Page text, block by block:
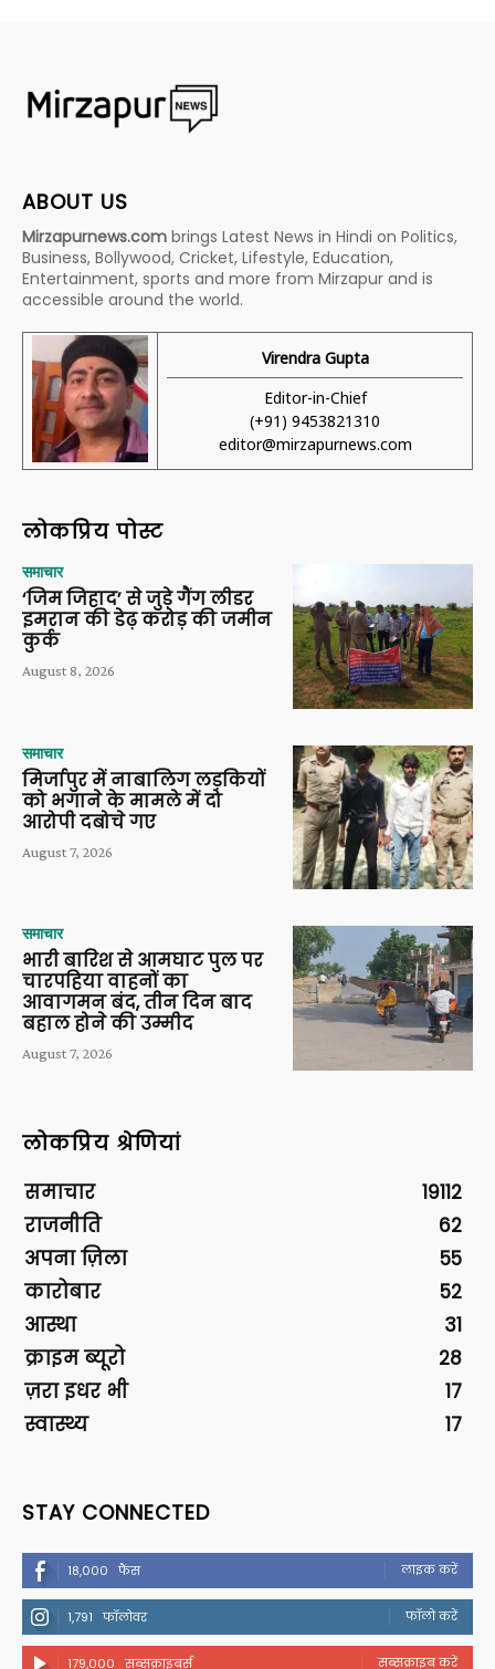
ABOUT US
Mirzapurnews.com brings Latest News in Hindi on Politics,
Business, Bollywood, Cricket, Lifestyle, Education,
Entertainment, sports and more from Mirzapur and is
accessible around the world.
Virendra Gupta
Editor-in-Chief
(+91) 9453821310
editor@mirzapurnews.com
लोकप्रिय पोस्ट
समाचार
‘जिम जिहाद’ से जुड़े गैंग लीडर
इमरान की डेढ़ करोड़ की जमीन
कुर्क
August 8, 2026
समाचार
मिर्जापुर में नाबालिग लड़कियों
को भगाने के मामले में दो
आरोपी दबोचे गए
August 7, 2026
समाचार
भारी बारिश से आमघाट पुल पर
चारपहिया वाहनों का
आवागमन बंद, तीन दिन बाद
बहाल होने की उम्मीद
August 7, 2026
लोकप्रिय श्रेणियां
समाचार
19112
राजनीति
62
अपना ज़िला
55
कारोबार
52
आस्था
31
क्राइम ब्यूरो
28
ज़रा इधर भी
17
स्वास्थ्य
17
STAY CONNECTED
18,000 फैंस लाइक करें
1,791 फॉलोवर फॉलो करें
179,000 सब्सक्राइबर्स सब्सक्राइब करें